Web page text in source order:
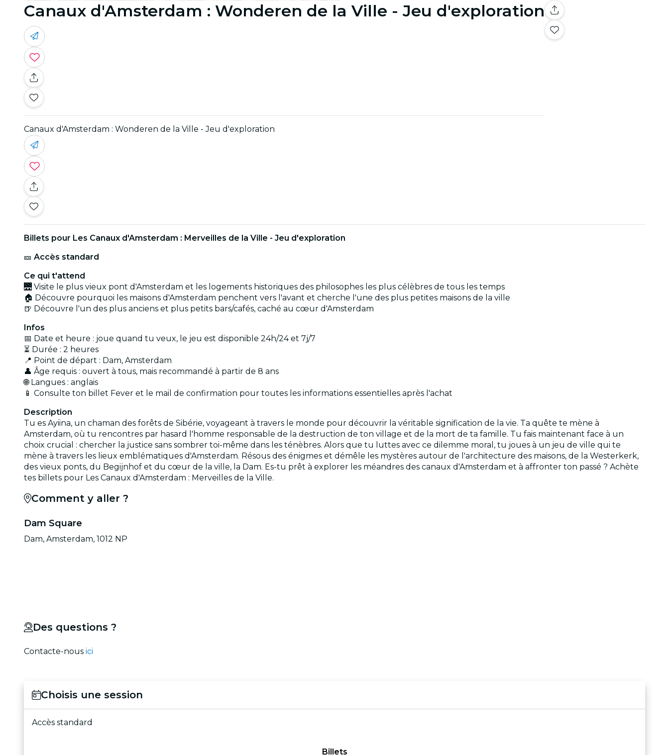
Canaux d'Amsterdam : Wonderen de la Ville - Jeu d'exploration
Canaux d'Amsterdam : Wonderen de la Ville - Jeu d'exploration
Billets pour Les Canaux d'Amsterdam : Merveilles de la Ville - Jeu d'exploration
🎫 Accès standard
Ce qui t'attend
🌉 Visite le plus vieux pont d'Amsterdam et les logements historiques des philosophes les plus célèbres de tous les temps
🏠 Découvre pourquoi les maisons d'Amsterdam penchent vers l'avant et cherche l'une des plus petites maisons de la ville
🍺 Découvre l'un des plus anciens et plus petits bars/cafés, caché au cœur d'Amsterdam
Infos
📅 Date et heure : joue quand tu veux, le jeu est disponible 24h/24 et 7j/7
⏳ Durée : 2 heures
📍 Point de départ : Dam, Amsterdam
👤 Âge requis : ouvert à tous, mais recommandé à partir de 8 ans
🌐 Langues : anglais
📱 Consulte ton billet Fever et le mail de confirmation pour toutes les informations essentielles après l'achat
Description
Tu es Ayiina, un chaman des forêts de Sibérie, voyageant à travers le monde pour découvrir la véritable signification de la vie. Ta quête te mène à
Amsterdam, où tu rencontres par hasard l'homme responsable de la destruction de ton village et de la mort de ta famille. Tu fais maintenant face à un
choix crucial : chercher la justice sans sombrer toi-même dans les ténèbres. Alors que tu luttes avec ce dilemme moral, tu joues à un jeu de ville qui te
mène à travers les lieux emblématiques d'Amsterdam. Résous des énigmes et démêle les mystères autour de l'architecture des maisons, de la Westerkerk,
des vieux ponts, du Begijnhof et du cœur de la ville, la Dam. Es-tu prêt à explorer les méandres des canaux d'Amsterdam et à affronter ton passé ? Achète
tes billets pour Les Canaux d'Amsterdam : Merveilles de la Ville.
Comment y aller ?
Dam Square
Dam, Amsterdam, 1012 NP
Des questions ?
Contacte-nous ici
Choisis une session
Accès standard
Billets